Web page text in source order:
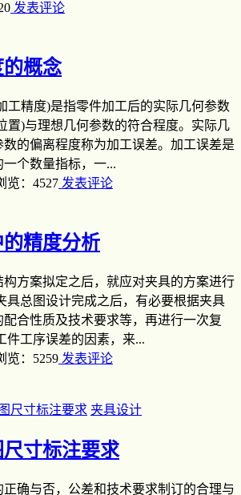
发表评论
概念
工精度)是指零件加工后的实际几何参数
置)与理想几何参数的符合程度。实际几
的偏离程度称为加工误差。加工误差是
个数量指标，一...
览：4527 发表评论
精度分析
方案拟定之后，就应对夹具的方案进行
具总图设计完成之后，有必要根据夹具
合性质及技术要求等，再进行一次复
件工序误差的因素，来...
览：5259 发表评论
夹具设计
寸标注要求
确与否，公差和技术要求制订的合理与